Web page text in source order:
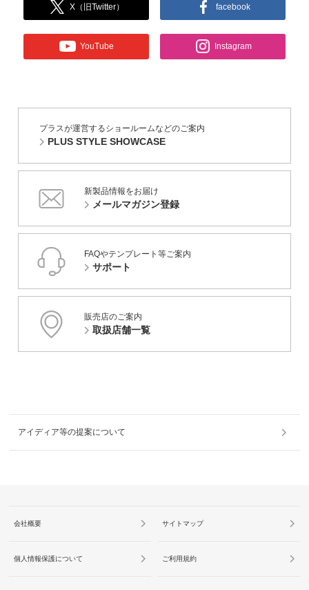
X（旧Twitter） facebook
YouTube Instagram
プラスが運営するショールームなどのご案内
PLUS STYLE SHOWCASE
新製品情報をお届け
メールマガジン登録
FAQやテンプレート等ご案内
サポート
販売店のご案内
取扱店舗一覧
アイディア等の提案について
会社概要 サイトマップ
個人情報保護について ご利用規約